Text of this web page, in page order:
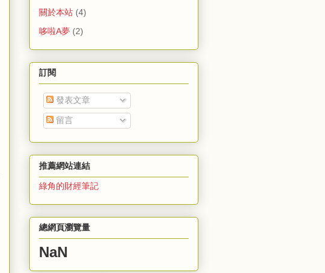
關於本站 (4)
哆啦A夢 (2)
訂閱
發表文章
留言
推薦網站連結
綠角的財經筆記
總網頁瀏覽量
NaN